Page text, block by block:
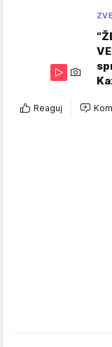
Reaguj